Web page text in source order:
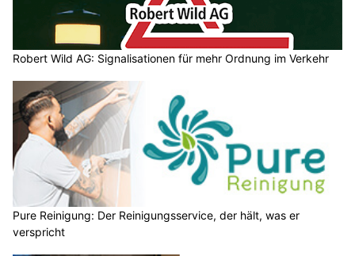
Robert Wild AG: Signalisationen für mehr Ordnung im Verkehr
Pure Reinigung: Der Reinigungsservice, der hält, was er
verspricht